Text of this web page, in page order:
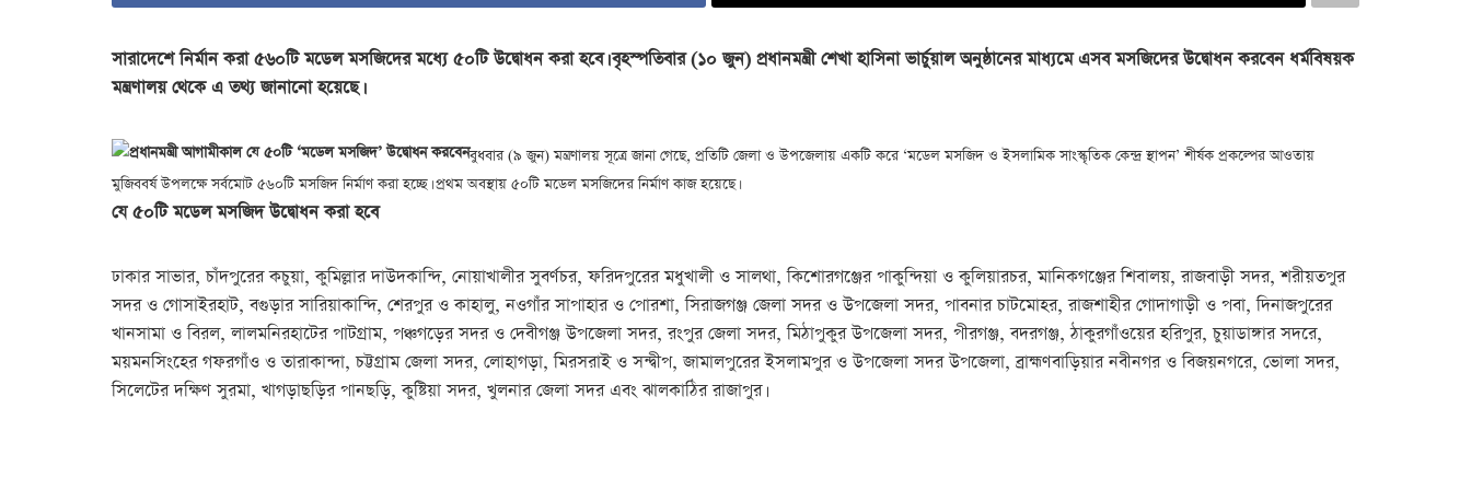
সারাদেশে নির্মান করা ৫৬০টি মডেল মসজিদের মধ্যে ৫০টি উদ্বোধন করা হবে। বৃহস্পতিবার (১০ জুন) প্রধানমন্ত্রী শেখা হাসিনা ভার্চুয়াল অনুষ্ঠানের মাধ্যমে এসব মসজিদের উদ্বোধন করবেন ধর্মবিষয়ক
মন্ত্রণালয় থেকে এ তথ্য জানানো হয়েছে।
বুধবার (৯ জুন) মন্ত্রণালয় সূত্রে জানা গেছে, প্রতিটি জেলা ও উপজেলায় একটি করে ‘মডেল মসজিদ ও ইসলামিক সাংস্কৃতিক কেন্দ্র স্থাপন’ শীর্ষক প্রকল্পের আওতায়
মুজিববর্ষ উপলক্ষে সর্বমোট ৫৬০টি মসজিদ নির্মাণ করা হচ্ছে। প্রথম অবস্থায় ৫০টি মডেল মসজিদের নির্মাণ কাজ হয়েছে।
যে ৫০টি মডেল মসজিদ উদ্বোধন করা হবে
ঢাকার সাভার, চাঁদপুরের কচুয়া, কুমিল্লার দাউদকান্দি, নোয়াখালীর সুবর্ণচর, ফরিদপুরের মধুখালী ও সালথা, কিশোরগঞ্জের পাকুন্দিয়া ও কুলিয়ারচর, মানিকগঞ্জের শিবালয়, রাজবাড়ী সদর, শরীয়তপুর
সদর ও গোসাইরহাট, বগুড়ার সারিয়াকান্দি, শেরপুর ও কাহালু, নওগাঁর সাপাহার ও পোরশা, সিরাজগঞ্জ জেলা সদর ও উপজেলা সদর, পাবনার চাটমোহর, রাজশাহীর গোদাগাড়ী ও পবা, দিনাজপুরের
খানসামা ও বিরল, লালমনিরহাটের পাটগ্রাম, পঞ্চগড়ের সদর ও দেবীগঞ্জ উপজেলা সদর, রংপুর জেলা সদর, মিঠাপুকুর উপজেলা সদর, পীরগঞ্জ, বদরগঞ্জ, ঠাকুরগাঁওয়ের হরিপুর, চুয়াডাঙ্গার সদরে,
ময়মনসিংহের গফরগাঁও ও তারাকান্দা, চট্টগ্রাম জেলা সদর, লোহাগড়া, মিরসরাই ও সন্দ্বীপ, জামালপুরের ইসলামপুর ও উপজেলা সদর উপজেলা, ব্রাহ্মণবাড়িয়ার নবীনগর ও বিজয়নগরে, ভোলা সদর,
সিলেটের দক্ষিণ সুরমা, খাগড়াছড়ির পানছড়ি, কুষ্টিয়া সদর, খুলনার জেলা সদর এবং ঝালকাঠির রাজাপুর।